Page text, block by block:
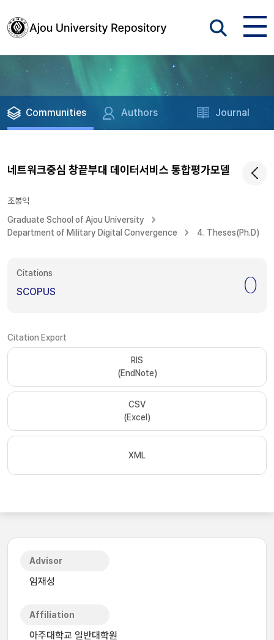
Communities Authors Journal
네트워크중심 창끝부대 데이터서비스 통합평가모델
조봉익
Graduate School of Ajou University
Department of Military Digital Convergence
4. Theses(Ph.D)
Citations
SCOPUS 0
Citation Export
RIS
(EndNote)
CSV
(Excel)
XML
Advisor
임재성
Affiliation
아주대학교 일반대학원